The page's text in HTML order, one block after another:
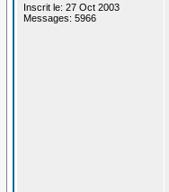
Inscrit le: 27 Oct 2003
Messages: 5966